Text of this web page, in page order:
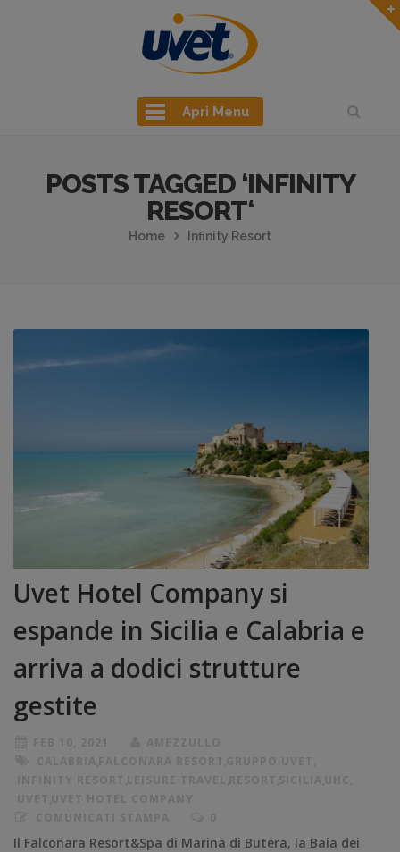
Apri Menu
POSTS TAGGED ‘INFINITY
RESORT‘
Home Infinity Resort
Uvet Hotel Company si
espande in Sicilia e Calabria e
arriva a dodici strutture
gestite
Il Falconara Resort&Spa di Marina di Butera, la Baia dei